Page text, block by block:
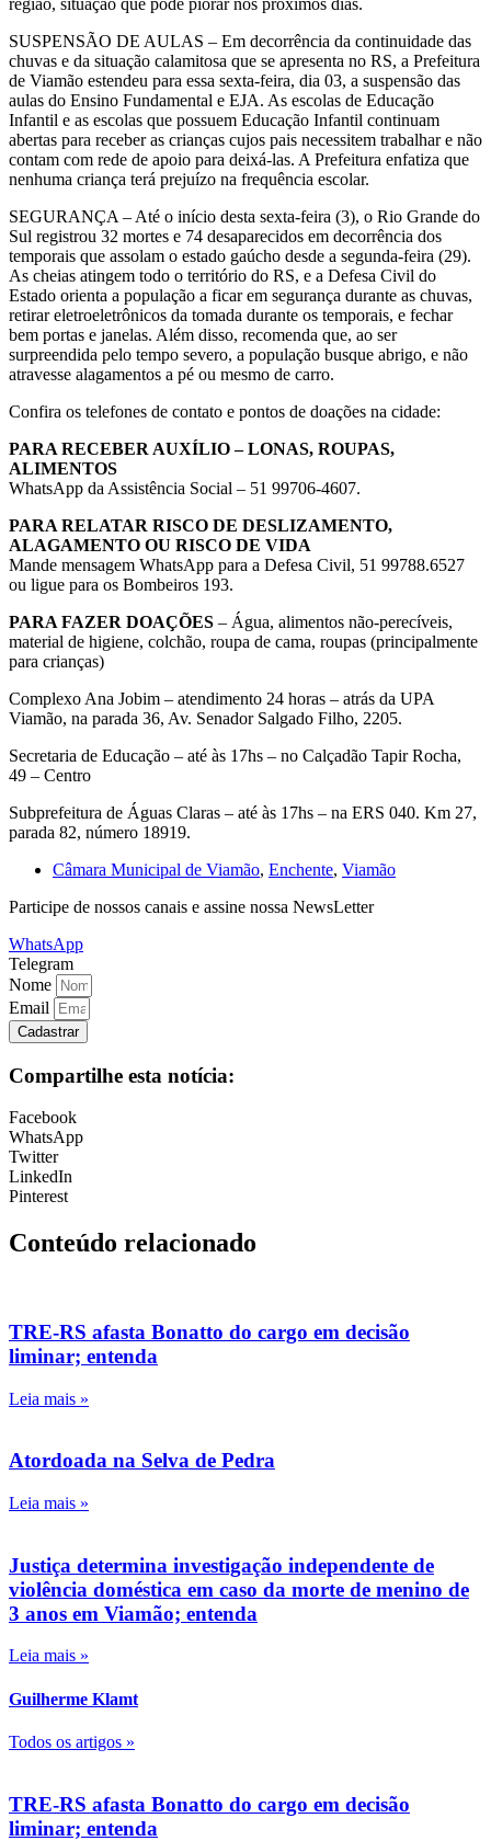
SUSPENSÃO DE AULAS – Em decorrência da continuidade das
chuvas e da situação calamitosa que se apresenta no RS, a Prefeitura
de Viamão estendeu para essa sexta-feira, dia 03, a suspensão das
aulas do Ensino Fundamental e EJA. As escolas de Educação
Infantil e as escolas que possuem Educação Infantil continuam
abertas para receber as crianças cujos pais necessitem trabalhar e não
contam com rede de apoio para deixá-las. A Prefeitura enfatiza que
nenhuma criança terá prejuízo na frequência escolar.
SEGURANÇA – Até o início desta sexta-feira (3), o Rio Grande do
Sul registrou 32 mortes e 74 desaparecidos em decorrência dos
temporais que assolam o estado gaúcho desde a segunda-feira (29).
As cheias atingem todo o território do RS, e a Defesa Civil do
Estado orienta a população a ficar em segurança durante as chuvas,
retirar eletroeletrônicos da tomada durante os temporais, e fechar
bem portas e janelas. Além disso, recomenda que, ao ser
surpreendida pelo tempo severo, a população busque abrigo, e não
atravesse alagamentos a pé ou mesmo de carro.
Confira os telefones de contato e pontos de doações na cidade:
PARA RECEBER AUXÍLIO – LONAS, ROUPAS,
ALIMENTOS
WhatsApp da Assistência Social – 51 99706-4607.
PARA RELATAR RISCO DE DESLIZAMENTO,
ALAGAMENTO OU RISCO DE VIDA
Mande mensagem WhatsApp para a Defesa Civil, 51 99788.6527
ou ligue para os Bombeiros 193.
PARA FAZER DOAÇÕES – Água, alimentos não-perecíveis,
material de higiene, colchão, roupa de cama, roupas (principalmente
para crianças)
Complexo Ana Jobim – atendimento 24 horas – atrás da UPA
Viamão, na parada 36, Av. Senador Salgado Filho, 2205.
Secretaria de Educação – até às 17hs – no Calçadão Tapir Rocha,
49 – Centro
Subprefeitura de Águas Claras – até às 17hs – na ERS 040. Km 27,
parada 82, número 18919.
Câmara Municipal de Viamão, Enchente, Viamão
Participe de nossos canais e assine nossa NewsLetter
WhatsApp
Telegram
Nome
Email
Cadastrar
Compartilhe esta notícia:
Facebook
WhatsApp
Twitter
LinkedIn
Pinterest
Conteúdo relacionado
TRE-RS afasta Bonatto do cargo em decisão
liminar; entenda
Leia mais »
Atordoada na Selva de Pedra
Leia mais »
Justiça determina investigação independente de
violência doméstica em caso da morte de menino de
3 anos em Viamão; entenda
Leia mais »
Guilherme Klamt
Todos os artigos »
TRE-RS afasta Bonatto do cargo em decisão
liminar; entenda